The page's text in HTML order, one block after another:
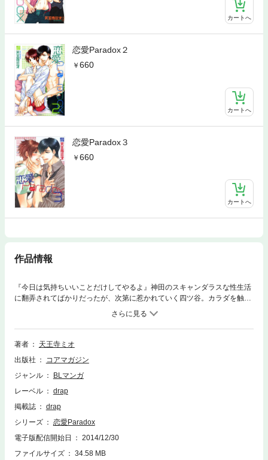
カートへ
恋愛Paradox２
660
カートへ
恋愛Paradox３
660
カートへ
作品情報
『今日は気持ちいいことだけしてやるよ』神田のスキャンダラスな性生活
に翻弄されてばかりだったが、次第に惹かれていく四ツ谷。カラダを触ら
れると敏感に反応してしまい、キスだけじゃ物足りなくなって…！？オレ
様デザイナー×忠犬アシスタントの主従LOVE第二弾
著者
天王寺ミオ
出版社
コアマガジン
ジャンル
BLマンガ
レーベル
drap
掲載誌
drap
シリーズ
恋愛Paradox
電子版配信開始日
2014/12/30
ファイルサイズ
34.58 MB